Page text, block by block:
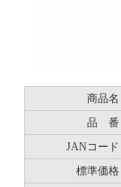
商品名
品 番
JANコード
標準価格